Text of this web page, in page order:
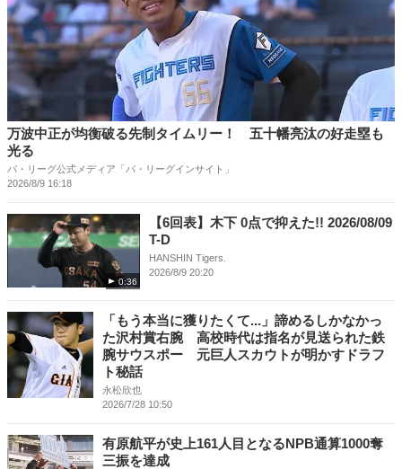
万波中正が均衡破る先制タイムリー！ 五十幡亮汰の好走塁も
光る
パ・リーグ公式メディア「パ・リーグインサイト」
2026/8/9 16:18
0:36
【6回表】木下 0点で抑えた!! 2026/08/09
T-D
HANSHIN Tigers.
2026/8/9 20:20
「もう本当に獲りたくて...」諦めるしかなかっ
た沢村賞右腕 高校時代は指名が見送られた鉄
腕サウスポー 元巨人スカウトが明かすドラフ
ト秘話
永松欣也
2026/7/28 10:50
有原航平が史上161人目となるNPB通算1000奪
三振を達成